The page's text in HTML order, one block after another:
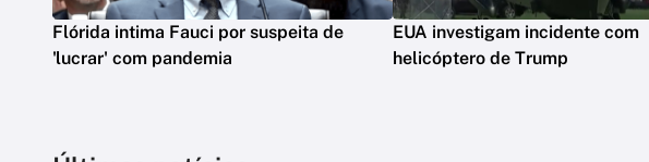
Flórida intima Fauci por suspeita de
'lucrar' com pandemia
EUA investigam incidente com
helicóptero de Trump